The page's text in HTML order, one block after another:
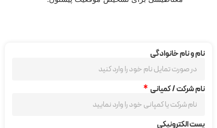
نام و نام خانوادگی
نام شرکت / کمپانی
پست الکترونیکی